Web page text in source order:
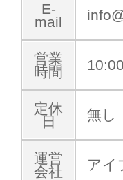
E-
mail
営業
時間
定休
日
無し
運営
会社
アイ